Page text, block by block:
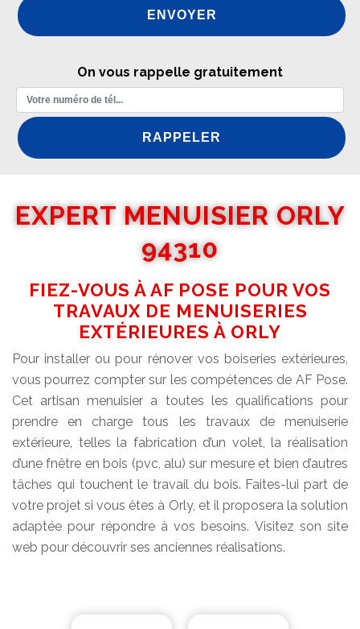
On vous rappelle gratuitement
EXPERT MENUISIER ORLY
94310
FIEZ-VOUS À AF POSE POUR VOS
TRAVAUX DE MENUISERIES
EXTÉRIEURES À ORLY
Pour installer ou pour rénover vos boiseries extérieures,
vous pourrez compter sur les compétences de AF Pose.
Cet artisan menuisier a toutes les qualifications pour
prendre en charge tous les travaux de menuiserie
extérieure, telles la fabrication d’un volet, la réalisation
d’une fnêtre en bois (pvc, alu) sur mesure et bien d’autres
tâches qui touchent le travail du bois. Faites-lui part de
votre projet si vous êtes à Orly, et il proposera la solution
adaptée pour répondre à vos besoins. Visitez son site
web pour découvrir ses anciennes réalisations.